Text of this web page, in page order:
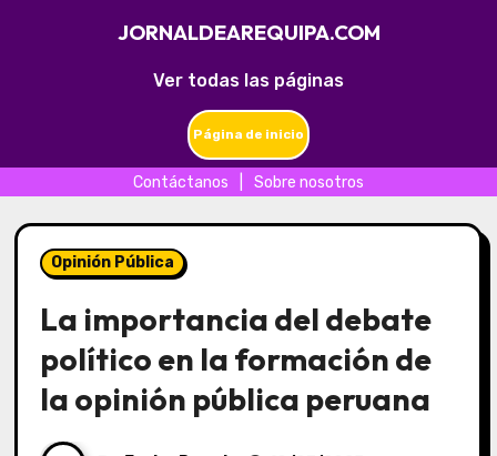
Ver todas las páginas
JORNALDEAREQUIPA.COM
Página de inicio
Contáctanos Sobre nosotros
to
contentOpinión Pública
La importancia del debate
político en la formación de
la opinión pública peruana